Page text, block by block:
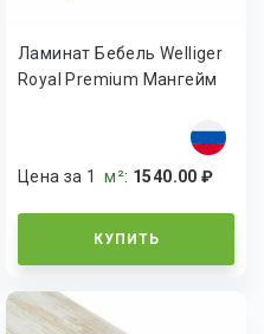
Ламинат Бебель Welliger
Royal Premium Мангейм
Цена за 1м²: 1540.00 ₽
КУПИТЬ